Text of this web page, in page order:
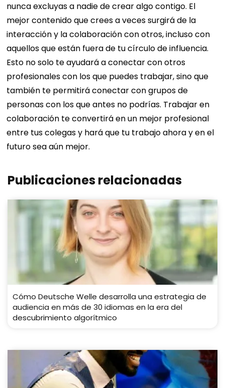
nunca excluyas a nadie de crear algo contigo. El
mejor contenido que crees a veces surgirá de la
interacción y la colaboración con otros, incluso con
aquellos que están fuera de tu círculo de influencia.
Esto no solo te ayudará a conectar con otros
profesionales con los que puedes trabajar, sino que
también te permitirá conectar con grupos de
personas con los que antes no podrías. Trabajar en
colaboración te convertirá en un mejor profesional
entre tus colegas y hará que tu trabajo ahora y en el
futuro sea aún mejor.
Publicaciones relacionadas
Cómo Deutsche Welle desarrolla una estrategia de
audiencia en más de 30 idiomas en la era del
descubrimiento algorítmico